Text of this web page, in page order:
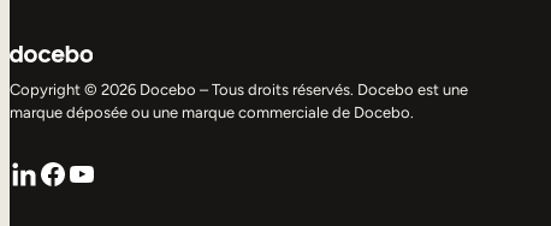
Copyright © 2026 Docebo – Tous droits réservés. Docebo est une
marque déposée ou une marque commerciale de Docebo.
LinkedIn
Facebook
YouTube